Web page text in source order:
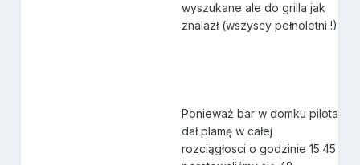
wyszukane ale do grilla jak
znalazł (wszyscy pełnoletni !)
Ponieważ bar w domku pilota
dał plamę w całej
rozciągłosci o godzinie 15:45